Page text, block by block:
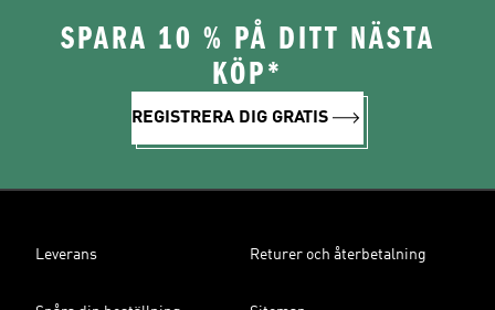
SPARA 10 % PÅ DITT NÄSTA
KÖP*
REGISTRERA DIG GRATIS
Leverans Returer och återbetalning